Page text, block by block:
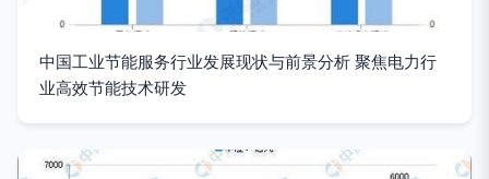
中国工业节能服务行业发展现状与前景分析 聚焦电力行
业高效节能技术研发